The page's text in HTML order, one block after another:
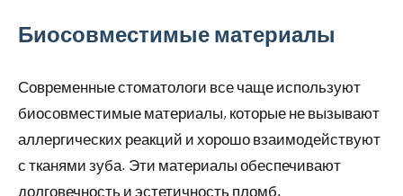
Биосовместимые материалы
Современные стоматологи все чаще используют
биосовместимые материалы, которые не вызывают
аллергических реакций и хорошо взаимодействуют
с тканями зуба. Эти материалы обеспечивают
долговечность и эстетичность пломб.